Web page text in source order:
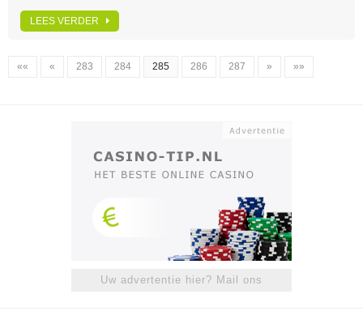
LEES VERDER
«« « 283 284 285 286 287 » »»
Uw advertentie hier? Mail ons